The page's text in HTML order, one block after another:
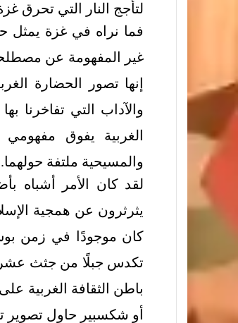
لتأجج النار التي تحرق
فما نراه في غزة يمثل
غير المفهومة عن
إنها تصور الحضارة
والآداب التي تفاخرنا
الغربية يفوق
والمسيحية ملتفة حولهما.
يثرثرون عن همجية
كان موجودًا في زمن
تكدس جبلًا من جثث
باطن الثقافة الغربية
أو شكسبير حاول تصوير